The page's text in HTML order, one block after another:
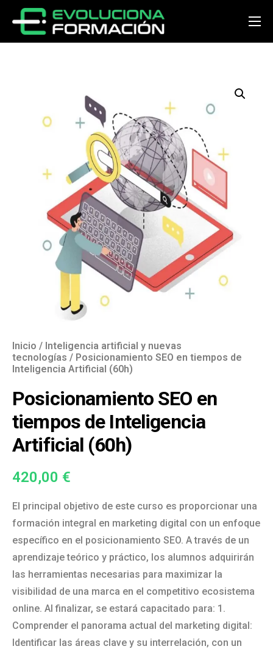
Inicio
Preguntas y respuestas
Contacto
Inicio / Inteligencia artificial y nuevas
tecnologías / Posicionamiento SEO en tiempos de
Inteligencia Artificial (60h)
Posicionamiento SEO en
tiempos de Inteligencia
Artificial (60h)
420,00 €
El principal objetivo de este curso es proporcionar una
formación integral en marketing digital con un enfoque
específico en el posicionamiento SEO. A través de un
aprendizaje teórico y práctico, los alumnos adquirirán
las herramientas necesarias para maximizar la
visibilidad de una marca en el competitivo ecosistema
online. Al finalizar, se estará capacitado para: 1.
Comprender el panorama actual del marketing digital:
Identificar las áreas clave y su interrelación, con un